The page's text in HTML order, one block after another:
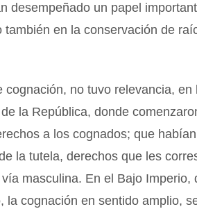
desempeñado un papel
en la conservación de
cognación, no tuvo relevancia, en
la República, donde
a los cognados; que
la tutela, derechos que les
masculina. En el Bajo Imperio,
la cognación en sentido amplio,